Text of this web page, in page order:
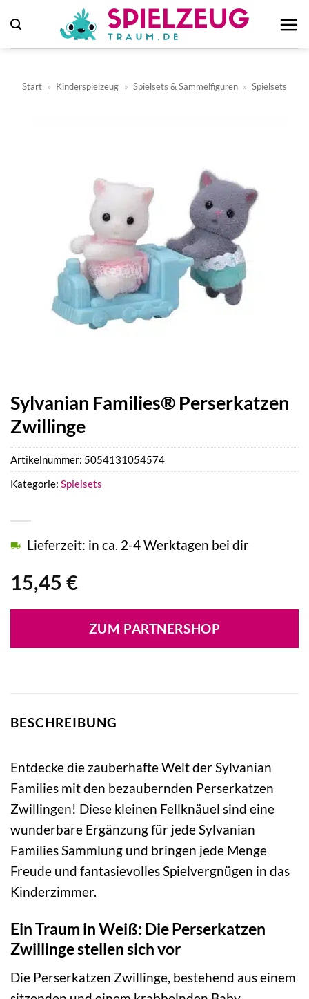
Inhalt
springen
Start » Kinderspielzeug » Spielsets & Sammelfiguren » Spielsets
Sylvanian Families® Perserkatzen
Zwillinge
15,45 €
Lieferzeit: in ca. 2-4 Werktagen bei dir
ZUM PARTNERSHOP
Artikelnummer: 5054131054574
Kategorie: Spielsets
BESCHREIBUNG
Entdecke die zauberhafte Welt der Sylvanian
Families mit den bezaubernden Perserkatzen
Zwillingen! Diese kleinen Fellknäuel sind eine
wunderbare Ergänzung für jede Sylvanian
Families Sammlung und bringen jede Menge
Freude und fantasievolles Spielvergnügen in das
Kinderzimmer.
Ein Traum in Weiß: Die Perserkatzen
Zwillinge stellen sich vor
Die Perserkatzen Zwillinge, bestehend aus einem